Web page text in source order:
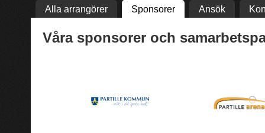
Alla arrangörer Sponsorer Ansök
Våra sponsorer och